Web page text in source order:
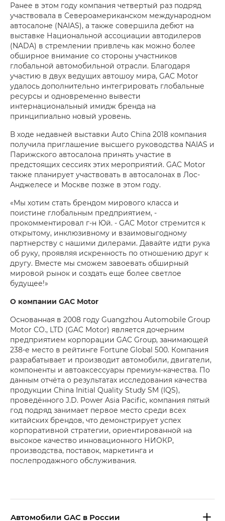
Ранее в этом году компания четвертый раз подряд
участвовала в Североамериканском международном
автосалоне (NAIAS), а также совершила дебют на
выставке Национальной ассоциации автодилеров
(NADA) в стремлении привлечь как можно более
обширное внимание со стороны участников
глобальной автомобильной отрасли. Благодаря
участию в двух ведущих автошоу мира, GAC Motor
удалось дополнительно интегрировать глобальные
ресурсы и одновременно вывести
интернациональный имидж бренда на
принципиально новый уровень.
В ходе недавней выставки Auto China 2018 компания
получила приглашение высшего руководства NAIAS и
Парижского автосалона принять участие в
предстоящих сессиях этих мероприятий. GAC Motor
также планирует участвовать в автосалонах в Лос-
Анджелесе и Москве позже в этом году.
«Мы хотим стать брендом мирового класса и
поистине глобальным предприятием, -
прокомментировал г-н Юй. - GAC Motor стремится к
открытому, инклюзивному и взаимовыгодному
партнерству с нашими дилерами. Давайте идти рука
об руку, проявляя искренность по отношению друг к
другу. Вместе мы сможем завоевать обширный
мировой рынок и создать еще более светлое
будущее!»
О компании GAC Motor
Основанная в 2008 году Guangzhou Automobile Group
Motor CO., LTD (GAC Motor) является дочерним
предприятием корпорации GAC Group, занимающей
238-е место в рейтинге Fortune Global 500. Компания
разрабатывает и производит автомобили, двигатели,
компоненты и автоаксессуары премиум-качества. По
данным отчёта о результатах исследования качества
продукции China Initial Quality Study SM (IQS),
проведённого J.D. Power Asia Pacific, компания пятый
год подряд занимает первое место среди всех
китайских брендов, что демонстрирует успех
корпоративной стратегии, ориентированной на
высокое качество инновационного НИОКР,
производства, поставок, маркетинга и
послепродажного обслуживания.
Aвтомобили GAC в России